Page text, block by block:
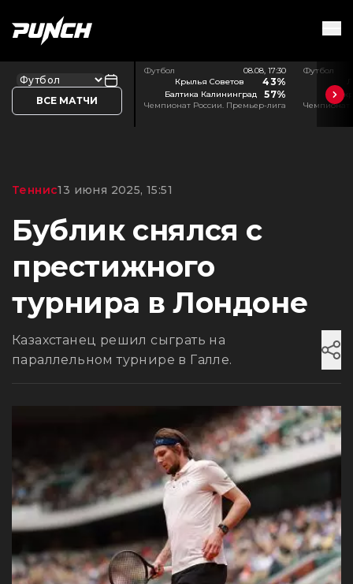
ВСЕ МАТЧИ
Футбол
08.08, 17:30
Крылья Советов
43%
Балтика Калининград 57%
Чемпионат России. Премьер-лига
Футбол
Чемпионат
Теннис13 июня 2025, 15:51
Бублик снялся с
престижного
турнира в Лондоне
Казахстанец решил сыграть на
параллельном турнире в Галле.